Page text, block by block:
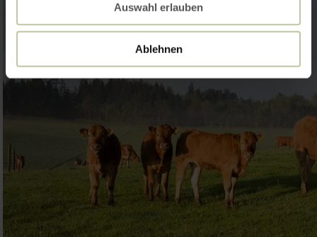
Auswahl erlauben
Ablehnen